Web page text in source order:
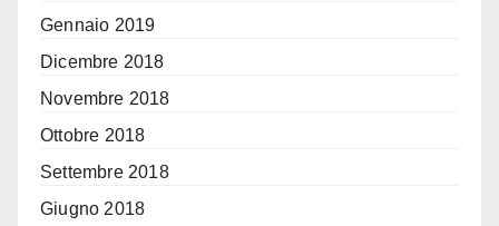
Gennaio 2019
Dicembre 2018
Novembre 2018
Ottobre 2018
Settembre 2018
Giugno 2018